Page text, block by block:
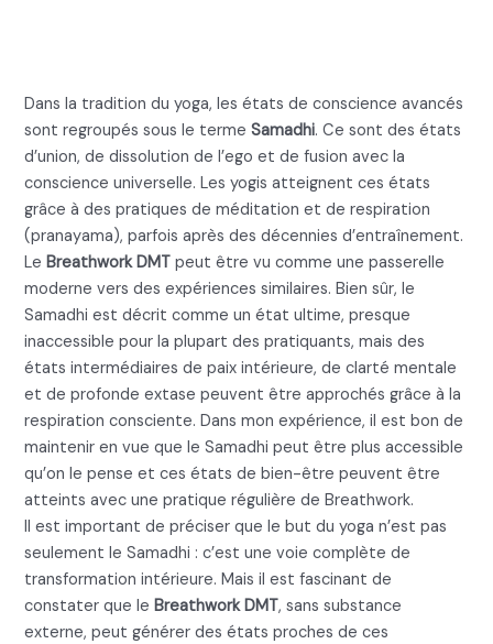
Dans la tradition du yoga, les états de conscience avancés
sont regroupés sous le termeSamadhi. Ce sont des états
d’union, de dissolution de l’ego et de fusion avec la
conscience universelle. Les yogis atteignent ces états
grâce à des pratiques de méditation et de respiration
(pranayama), parfois après des décennies d’entraînement.
Le Breathwork DMT peut être vu comme une passerelle
moderne vers des expériences similaires. Bien sûr, le
Samadhi est décrit comme un état ultime, presque
inaccessible pour la plupart des pratiquants, mais des
états intermédiaires de paix intérieure, de clarté mentale
et de profonde extase peuvent être approchés grâce à la
respiration consciente. Dans mon expérience, il est bon de
maintenir en vue que le Samadhi peut être plus accessible
qu’on le pense et ces états de bien-être peuvent être
atteints avec une pratique régulière de Breathwork.
Il est important de préciser que le but du yoga n’est pas
seulement le Samadhi : c’est une voie complète de
transformation intérieure. Mais il est fascinant de
constater que le Breathwork DMT, sans substance
externe, peut générer des états proches de ces